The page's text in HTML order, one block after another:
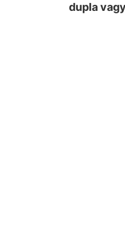
dupla